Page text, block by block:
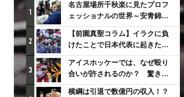
1
名古屋場所千秋楽に見たプロフ
ェッショナルの世界～安青錦の
優勝を巡るさまざまなドラマ
2
【前園真聖コラム】イラクに負
けたことで日本代表に起きたプ
ラスとは
3
アイスホッケーでは、なぜ殴り
合いが許されるのか？ 驚きの
「ファイティング」ルールにつ
横綱は引退で数億円の収入！？